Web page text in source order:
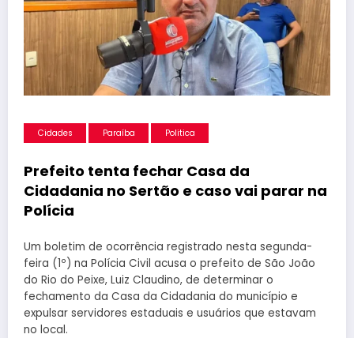
Cidades Paraíba Politica
Prefeito tenta fechar Casa da
Cidadania no Sertão e caso vai parar na
Polícia
Um boletim de ocorrência registrado nesta segunda-
feira (1º) na Polícia Civil acusa o prefeito de São João
do Rio do Peixe, Luiz Claudino, de determinar o
fechamento da Casa da Cidadania do município e
expulsar servidores estaduais e usuários que estavam
no local.